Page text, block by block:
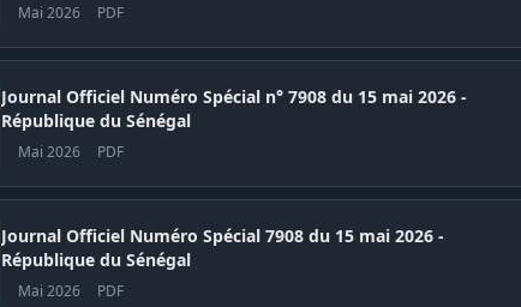
Mai 2026 PDF
Journal Officiel Numéro Spécial n° 7908 du 15 mai 2026 -
République du Sénégal
Mai 2026 PDF
Journal Officiel Numéro Spécial 7908 du 15 mai 2026 -
République du Sénégal
Mai 2026 PDF